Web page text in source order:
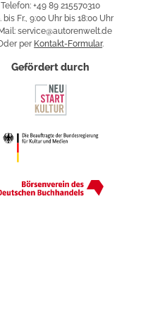
Telefon: +49 89 215570310
bis Fr., 9:00 Uhr bis 18:00 Uhr
service@autorenwelt.de
per Kontakt-Formular.
Gefördert durch